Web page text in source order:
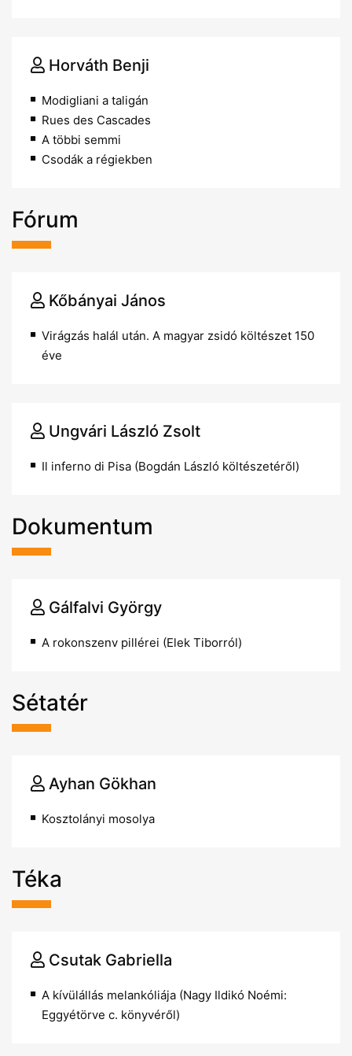
Horváth Benji
Modigliani a taligán
Rues des Cascades
A többi semmi
Csodák a régiekben
Fórum
Kőbányai János
Virágzás halál után. A magyar zsidó költészet 150
éve
Ungvári László Zsolt
Il inferno di Pisa (Bogdán László költészetéről)
Dokumentum
Gálfalvi György
A rokonszenv pillérei (Elek Tiborról)
Sétatér
Ayhan Gökhan
Kosztolányi mosolya
Téka
Csutak Gabriella
A kívülállás melankóliája (Nagy Ildikó Noémi:
Eggyétörve c. könyvéről)